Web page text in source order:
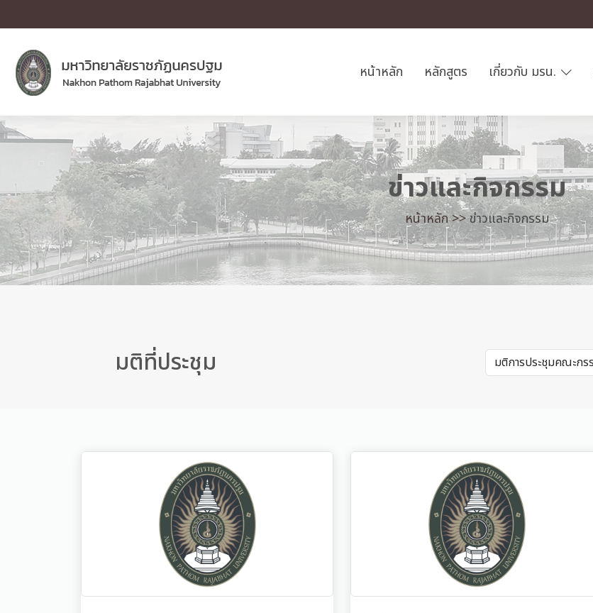
หน้าหลัก หลักสูตร เกี่ยวกับ มรน.
ข่าวและกิจกรรม
หน้าหลัก >>ข่าวและกิจกรรม
มติที่ประชุม